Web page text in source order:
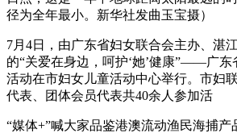
径为全年最小。新华社发曲玉宝摄）
7月4日，由广东省妇女联合会主办、湛
的“关爱在身边，呵护‘她’健康”——广东
活动在市妇女儿童活动中心举行。市妇
代表、团体会员代表共40余人参加活
“媒体+”喊大家品鉴港澳流动渔民海捕产